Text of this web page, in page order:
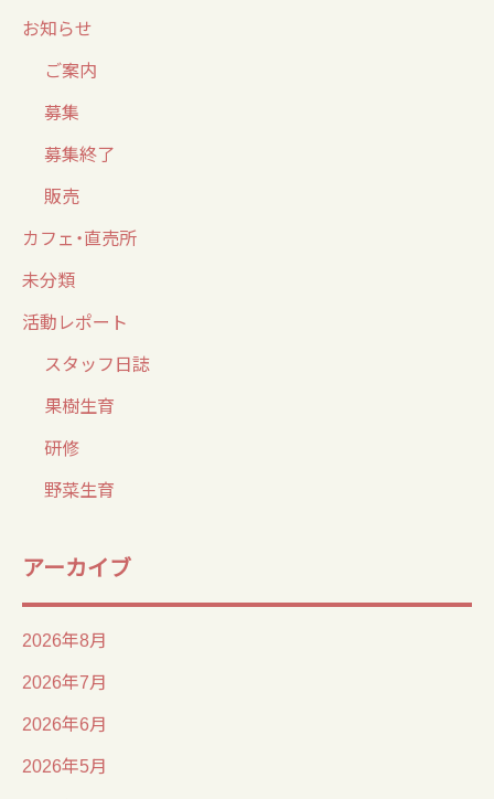
お知らせ
ご案内
募集
募集終了
販売
カフェ・直売所
未分類
活動レポート
スタッフ日誌
果樹生育
研修
野菜生育
アーカイブ
2026年8月
2026年7月
2026年6月
2026年5月